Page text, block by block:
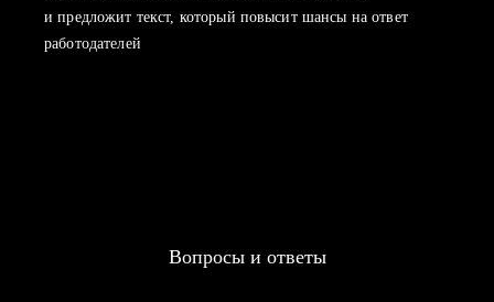
и предложит текст, который повысит шансы на ответ
работодателей
Вопросы и ответы